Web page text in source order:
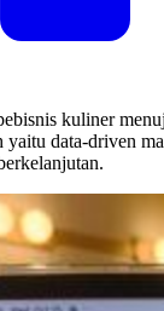
kuliner
yaitu data-driven